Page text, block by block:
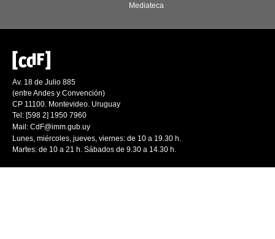
Mediateca
Av. 18 de Julio 885
(entre Andes y Convención)
CP 11100. Montevideo. Uruguay
Tel: [598 2] 1950 7960
Mail: CdF@imm.gub.uy
Lunes, miércoles, jueves, viernes: de 10 a 19.30 h.
Martes: de 10 a 21 h. Sábados de 9.30 a 14.30 h.